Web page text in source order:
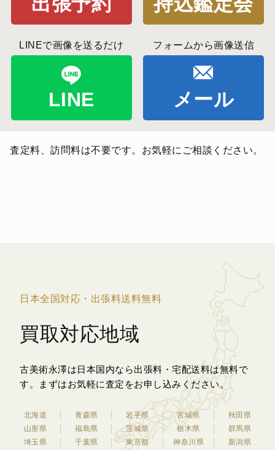
LINEで画像を送るだけ
LINE
フォームから画像送信
メール
査定料、訪問料は不要です。お気軽にご相談ください。
日本全国対応・出張料送料無料
買取対応地域
古美術永澤は日本国内なら出張料・宅配送料は無料で
す。
まずはお気軽に査定をお申し込みください。
北海道 青森県 岩手県 宮城県
秋田県
山形県
福島県 茨城県 栃木県
群馬県
埼玉県
千葉県 東京都 神奈川県
新潟県